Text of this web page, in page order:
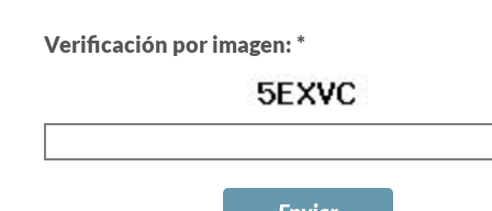
Verificación por imagen: *